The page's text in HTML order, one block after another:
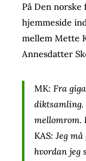
På Den
hjemmeside
mellem Mette
Annesdatter
MK: Fra
diktsamling.
mellomrom.
KAS:Jeg
hvordan jeg